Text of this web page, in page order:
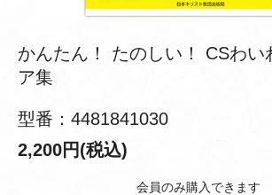
かんたん！ たのしい！ CSわい
ア集
型番：4481841030
2,200円(税込)
会員のみ購入できます